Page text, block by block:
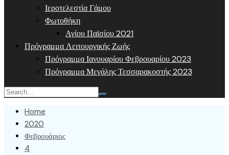
Ιεροτελεστία Γάμου
Φωτοθήκη
Αγίου Παϊσίου 2021
Πρόγραμμα Λειτουργικής Ζωής
Πρόγραμμα Ιανουαρίου Φεβρουαρίου 2023
Πρόγραμμα Μεγάλης Τεσσαρακοστής 2023
Home
2020
Φεβρουάριος
4